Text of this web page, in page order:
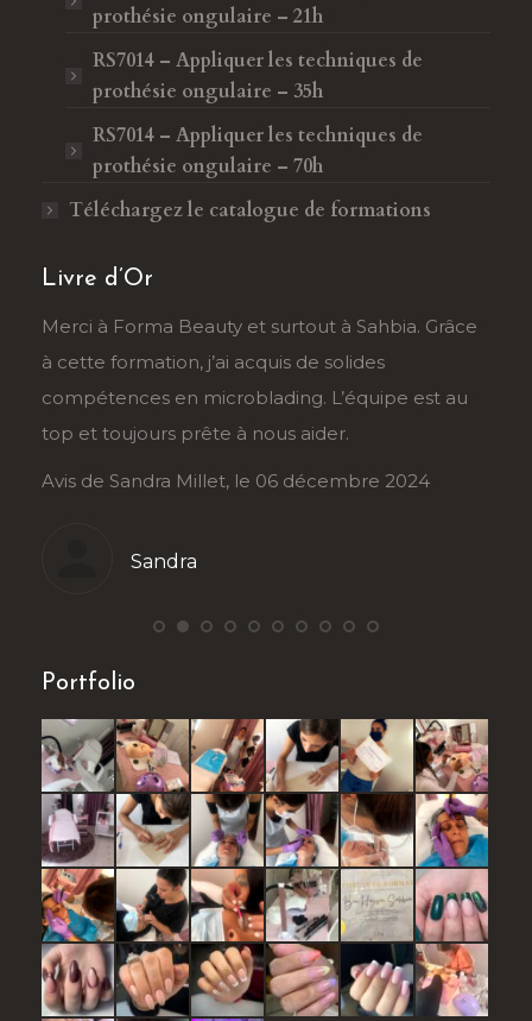
prothésie ongulaire – 21h
RS7014 – Appliquer les techniques de
prothésie ongulaire – 35h
RS7014 – Appliquer les techniques de
prothésie ongulaire – 70h
Téléchargez le catalogue de formations
Livre d’Or
Un grand merci à Sarah et Forma Beauty. La
formation ongles est très bien conçue, et
l’accompagnement est personnalisé. Je suis ravie
de cette expérience !
Avis de Stéphanie Roy, le 5 décembre 2024
Stéphanie
Portfolio